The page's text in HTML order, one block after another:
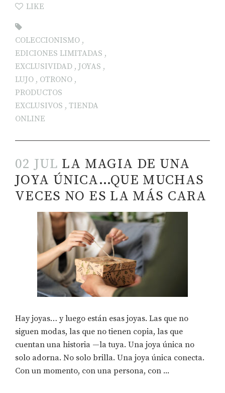
LIKE
COLECCIONISMO ,
EDICIONES LIMITADAS ,
EXCLUSIVIDAD , JOYAS ,
LUJO , OTRONO ,
PRODUCTOS
EXCLUSIVOS , TIENDA
ONLINE
02 JUL LA MAGIA DE UNA
JOYA ÚNICA…QUE MUCHAS
VECES NO ES LA MÁS CARA
Hay joyas… y luego están esas joyas. Las que no
siguen modas, las que no tienen copia, las que
cuentan una historia —la tuya. Una joya única no
solo adorna. No solo brilla. Una joya única conecta.
Con un momento, con una persona, con ...